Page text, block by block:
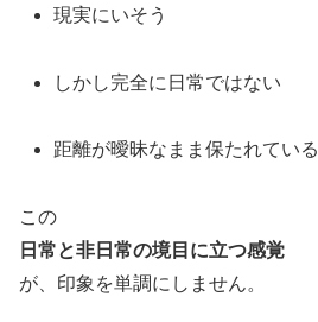
現実にいそう
しかし完全に日常ではない
距離が曖昧なまま保たれている
この
日常と非日常の境目に立つ感覚
が、印象を単調にしません。